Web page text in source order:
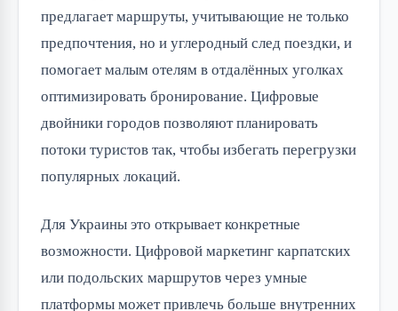
предлагает маршруты, учитывающие не только
предпочтения, но и углеродный след поездки, и
помогает малым отелям в отдалённых уголках
оптимизировать бронирование. Цифровые
двойники городов позволяют планировать
потоки туристов так, чтобы избегать перегрузки
популярных локаций.
Для Украины это открывает конкретные
возможности. Цифровой маркетинг карпатских
или подольских маршрутов через умные
платформы может привлечь больше внутренних